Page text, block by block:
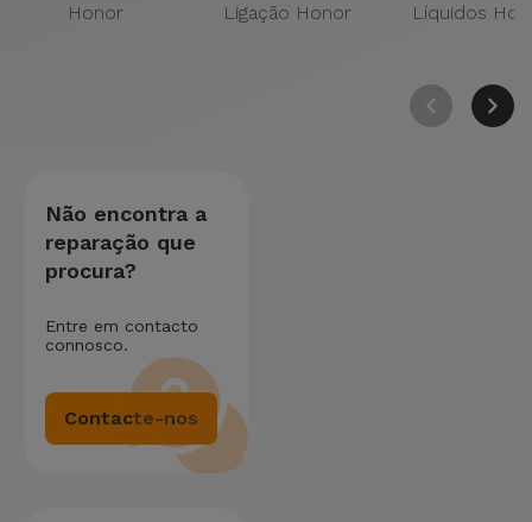
Honor
Ligação Honor
Líquidos
Não encontra a
reparação que
procura?
Entre em contacto
connosco.
Contacte-nos